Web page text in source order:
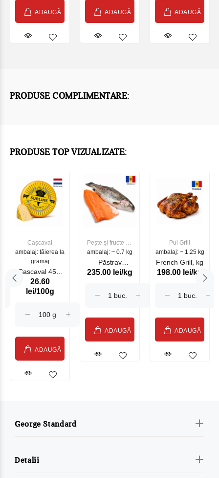
ADAUGĂ ADAUGĂ ADAUGĂ
PRODUSE COMPLIMENTARE:
PRODUSE TOP VIZUALIZATE:
Cașcaval
ambalaj: tăierea la
gramaj
Cascaval 45%
Maasdam
Sublime Cow
26.60
lei/100g
ADAUGĂ
Pește și fructe de
mare
ambalaj: ~ 0.7 kg
Păstrav
Somonat
235.00 lei/kg
ADAUGĂ
Pui Grill
ambalaj: ~ 1.25 kg
French Grill, kg
198.00 lei/kg
ADAUGĂ
George Standard
Detalii